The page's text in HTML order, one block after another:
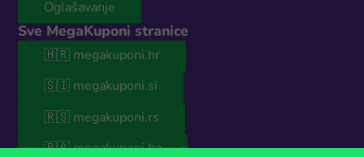
Oglašavanje
Sve MegaKuponi stranice
🇭🇷 megakuponi.hr
🇸🇮 megakuponi.si
🇷🇸 megakuponi.rs
🇧🇦 megakuponi.ba